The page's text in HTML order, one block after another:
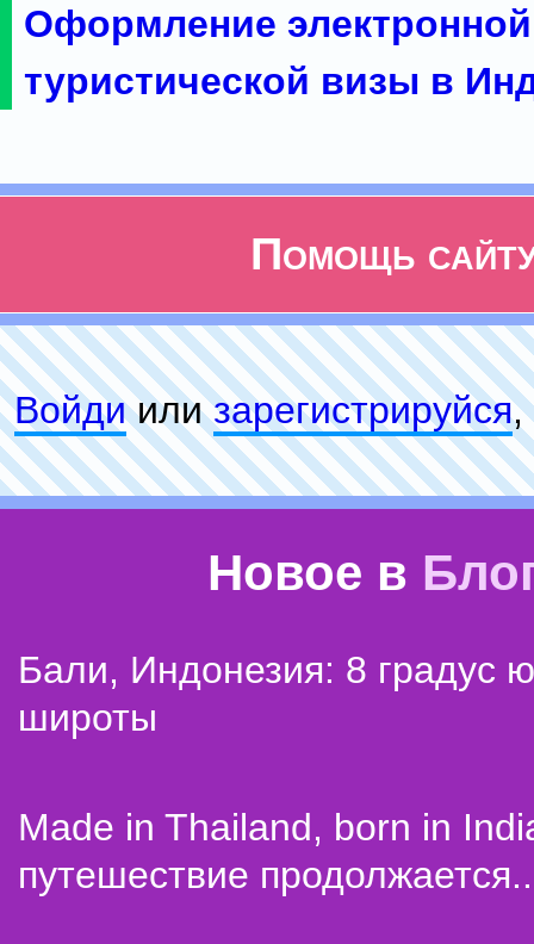
Оформление электронной
туристической визы в
Помощь
Войдиилизарeгиcтpируйся,
Новое в
Бали, Индонезия: 8 градус
широты
Made in Thailand, born in
путешествие